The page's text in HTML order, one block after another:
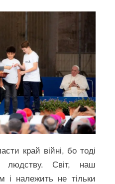
край війні, бо тоді
людству. Світ, наш
і належить не тільки